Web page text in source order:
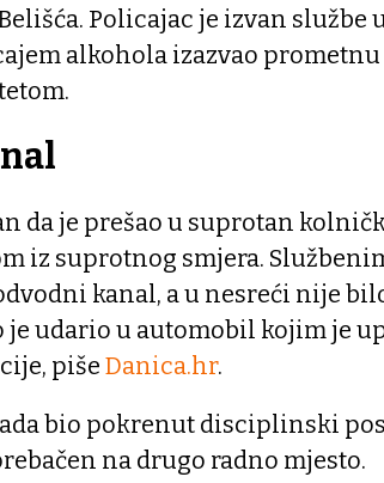
Policajac je izvan službe
alkohola izazvao prometnu
da je prešao u suprotan
iz suprotnog smjera.
kanal, a u nesreći nije
je udario u automobil kojim je
piše Danica.hr.
bio pokrenut disciplinski
na drugo radno mjesto.